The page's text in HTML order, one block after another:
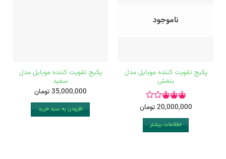
ناموجود
پکیج تقویت کننده موبایل مدل
بنفش
امتیاز
3.00
از 5
20,000,000 تومان
اطلاعات بیشتر
پکیج تقویت کننده موبایل مدل
سفید
35,000,000 تومان
افزودن به سبد خرید